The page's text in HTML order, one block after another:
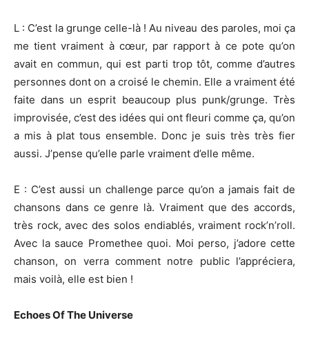
L : C’est la grunge celle-là ! Au niveau des paroles, moi ça
me tient vraiment à cœur, par rapport à ce pote qu’on
avait en commun, qui est parti trop tôt, comme d’autres
personnes dont on a croisé le chemin. Elle a vraiment été
faite dans un esprit beaucoup plus punk/grunge. Très
improvisée, c’est des idées qui ont fleuri comme ça, qu’on
a mis à plat tous ensemble. Donc je suis très très fier
aussi. J’pense qu’elle parle vraiment d’elle même.
E : C’est aussi un challenge parce qu’on a jamais fait de
chansons dans ce genre là. Vraiment que des accords,
très rock, avec des solos endiablés, vraiment rock’n’roll.
Avec la sauce Promethee quoi. Moi perso, j’adore cette
chanson, on verra comment notre public l’appréciera,
mais voilà, elle est bien !
Echoes Of The Universe